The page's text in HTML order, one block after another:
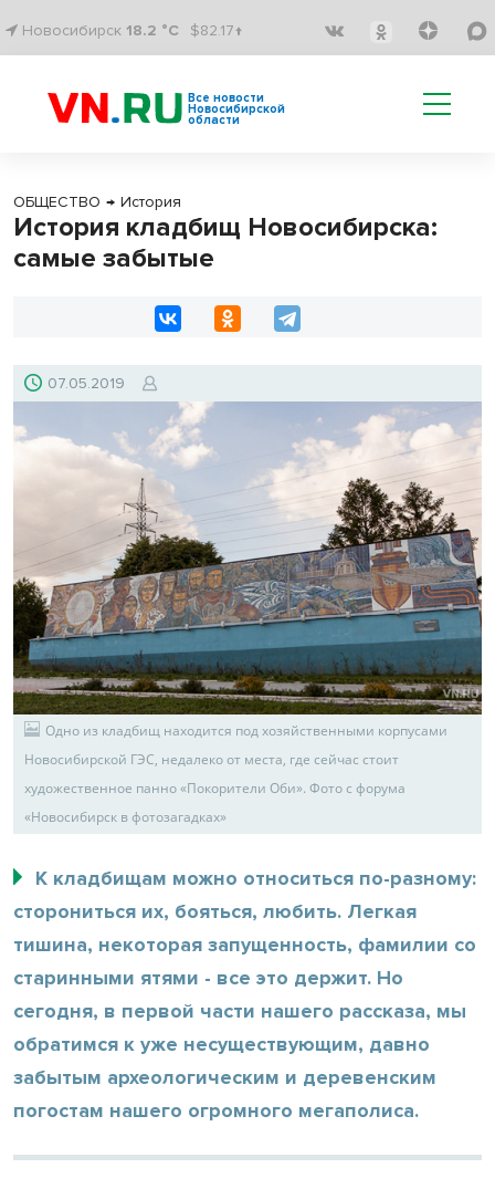
Новосибирск 18.2 °C $82.17↑
Все новости
Новосибирской
области
ОБЩЕСТВО → История
История кладбищ Новосибирска:
самые забытые
07.05.2019
Одно из кладбищ находится под хозяйственными корпусами
Новосибирской ГЭС, недалеко от места, где сейчас стоит
художественное панно «Покорители Оби». Фото с форума
«Новосибирск в фотозагадках»
К кладбищам можно относиться по-разному:
сторониться их, бояться, любить. Легкая
тишина, некоторая запущенность, фамилии со
старинными ятями - все это держит. Но
сегодня, в первой части нашего рассказа, мы
обратимся к уже несуществующим, давно
забытым археологическим и деревенским
погостам нашего огромного мегаполиса.